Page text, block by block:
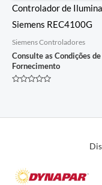
Controlador de
Siemens REC4100G
Siemens Controladores
Consulte as Condições de
Fornecimento